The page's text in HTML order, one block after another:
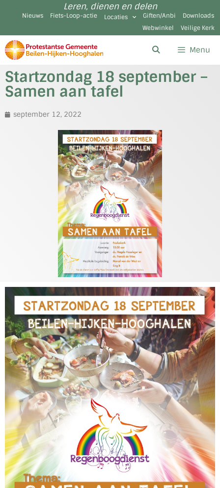
Leren, dienen en delen
Nieuws Fiets-Loop-actie Locaties Giften/Anbi
Downloads
Webwinkel
Veilige Kerk
Menu
Startzondag 18 september –
Samen aan tafel
september 12, 2022